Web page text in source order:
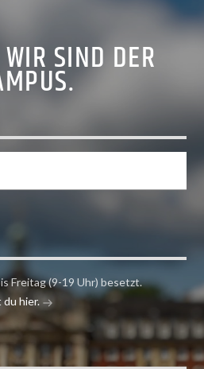
SIND DER
Freitag (9-19 Uhr) besetzt.
hier.